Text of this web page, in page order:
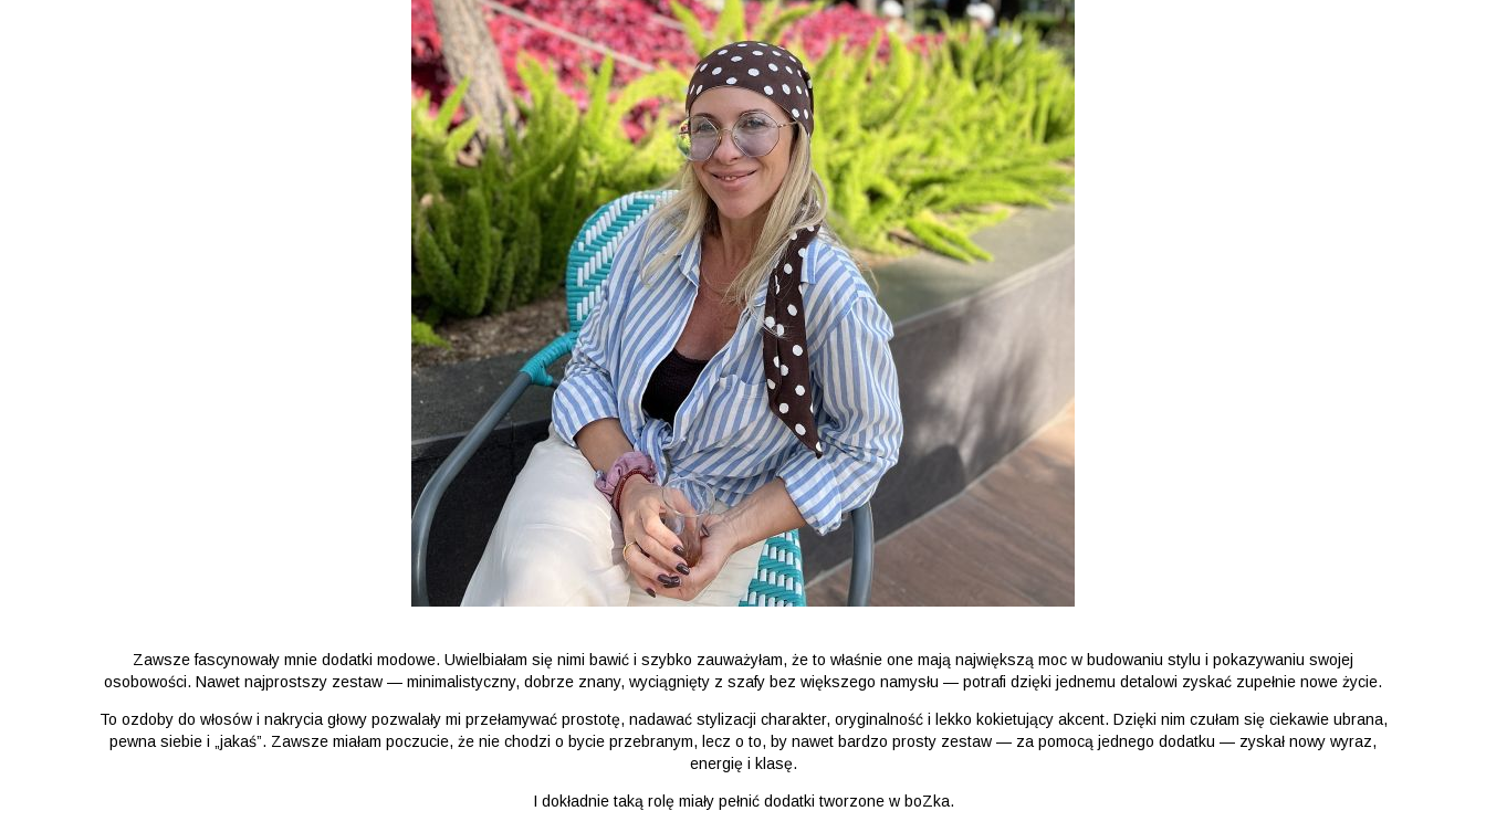
Zawsze fascynowały mnie dodatki modowe. Uwielbiałam się nimi bawić i szybko zauważyłam, że to właśnie one mają największą moc w budowaniu stylu i pokazywaniu swojej
osobowości. Nawet najprostszy zestaw — minimalistyczny, dobrze znany, wyciągnięty z szafy bez większego namysłu — potrafi dzięki jednemu detalowi zyskać zupełnie nowe życie.
To ozdoby do włosów i nakrycia głowy pozwalały mi przełamywać prostotę, nadawać stylizacji charakter, oryginalność i lekko kokietujący akcent. Dzięki nim czułam się ciekawie ubrana,
pewna siebie i „jakaś”. Zawsze miałam poczucie, że nie chodzi o bycie przebranym, lecz o to, by nawet bardzo prosty zestaw — za pomocą jednego dodatku — zyskał nowy wyraz,
energię i klasę.
I dokładnie taką rolę miały pełnić dodatki tworzone w boZka.